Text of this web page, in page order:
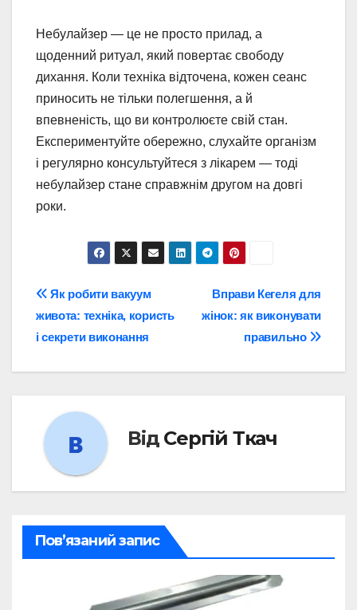
Небулайзер — це не просто прилад, а
щоденний ритуал, який повертає свободу
дихання. Коли техніка відточена, кожен сеанс
приносить не тільки полегшення, а й
впевненість, що ви контролюєте свій стан.
Експериментуйте обережно, слухайте організм
і регулярно консультуйтеся з лікарем — тоді
небулайзер стане справжнім другом на довгі
роки.
Навігація
записів
Вправи Кегеля для
жінок: як виконувати
правильно
Як робити вакуум
живота: техніка, користь
і секрети виконання
Від Сергій Ткач
Пов’язаний запис